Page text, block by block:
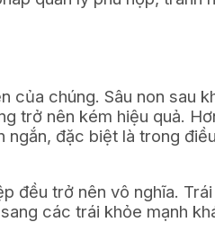
của chúng. Sâu non sau
trở nên kém hiệu quả.
ngắn, đặc biệt là trong
đều trở nên vô nghĩa.
các trái khỏe mạnh